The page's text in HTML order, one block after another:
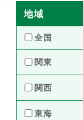
地域
全国
関東
東京都（21）
関西
大阪府（59）
東海